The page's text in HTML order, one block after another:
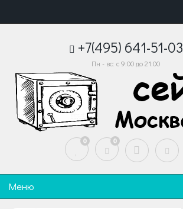
+7(495) 641-51-03
Пн - вс: с 9:00 до 21:00
0 0
Меню